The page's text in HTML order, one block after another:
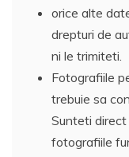
orice alte
drepturi de
ni le trimiteti.
Fotografiile
trebuie sa
Sunteti
fotografiile